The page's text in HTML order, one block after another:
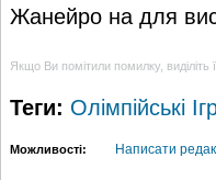
Жанейро на для
Якщо Ви помітили помилку, виділіть
Теги: Олімпійські
Можливості: Написати